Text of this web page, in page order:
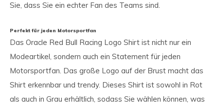
Sie, dass Sie ein echter Fan des Teams sind.
Perfekt für jeden Motorsportfan
Das Oracle Red Bull Racing Logo Shirt ist nicht nur ein
Modeartikel, sondern auch ein Statement für jeden
Motorsportfan. Das große Logo auf der Brust macht das
Shirt erkennbar und trendy. Dieses Shirt ist sowohl in Rot
als auch in Grau erhältlich, sodass Sie wählen können, was